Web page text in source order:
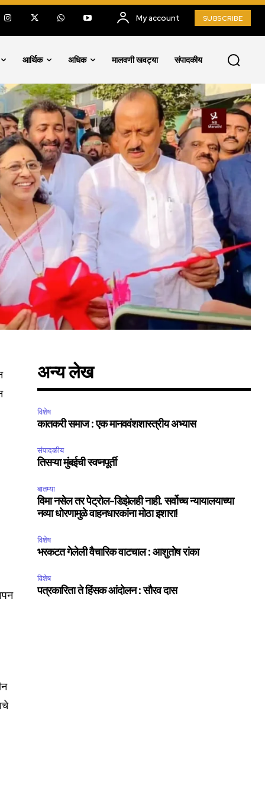
My account SUBSCRIBE
आर्थिक अधिक मालवणी खवट्या संपादकीय
अन्य लेख
विशेष
कातकरी समाज : एक मानववंशशास्त्रीय अभ्यास
संपादकीय
तिसऱ्या मुंबईची स्वप्नपूर्ती
बातम्या
विमा नसेल तर पेट्रोल-डिझेलही नाही. सर्वोच्च न्यायालयाच्या
नव्या धोरणामुळे वाहनधारकांना मोठा इशारा!
विशेष
भरकटत गेलेली वैचारिक वाटचाल : आशुतोष रांका
विशेष
पत्रकारिता ते हिंसक आंदोलन : सौरव दास